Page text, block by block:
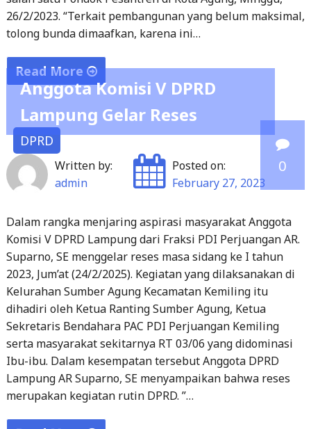
tolong bunda dimaafkan, karena ini…
"Bunda
Dewi
Lanjut
Pilkada
2024,
Penuhi
Aspirasi
DPRD
0
Anggota Komisi V DPRD
Lampung Gelar Reses
admin
February 27, 2023
Komisi V DPRD Lampung dari Fraksi PDI Perjuangan AR.
Suparno, SE menggelar reses masa sidang ke I tahun
2023, Jum’at (24/2/2025). Kegiatan yang dilaksanakan di
Kelurahan Sumber Agung Kecamatan Kemiling itu
dihadiri oleh Ketua Ranting Sumber Agung, Ketua
Sekretaris Bendahara PAC PDI Perjuangan Kemiling
serta masyarakat sekitarnya RT 03/06 yang didominasi
Ibu-ibu. Dalam kesempatan tersebut Anggota DPRD
Lampung AR Suparno, SE menyampaikan bahwa reses
merupakan kegiatan rutin DPRD. ”…